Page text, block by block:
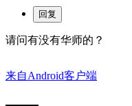
请问有没有华师的？
来自Android客户端